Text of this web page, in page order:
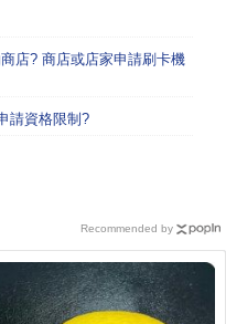
店? 商店或店家申請刷卡機
請資格限制?
Recommended by